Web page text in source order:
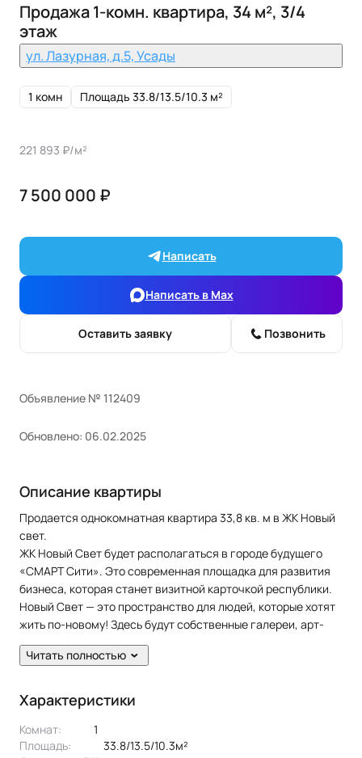
Продажа 1-комн. квартира, 34 м², 3/4
этаж
ул. Лазурная, д.5, Усады
1 комн Площадь 33.8/13.5/10.3 м²
221 893 ₽/м²
7 500 000 ₽
Написать
Написать в Max
Оставить заявку Позвонить
Объявление № 112409
Обновлено: 06.02.2025
Описание квартиры
Продается однокомнатная квартира 33,8 кв. м в ЖК Новый
свет.
ЖК Новый Свет будет располагаться в городе будущего
«СМАРТ Сити». Это современная площадка для развития
бизнеса, которая станет визитной карточкой республики.
Новый Свет — это пространство для людей, которые хотят
жить по-новому! Здесь будут собственные галереи, арт-
объекты, большой бульвар, парк и кофейни.
Проект воплощает синергию лучших практик, форм,
Изюминкой проекта станут районы, каждый из которых
олицетворяет отдельную страну и подчёркивает её
аутентичную архитектуру и настроение.
Читать полностью
Характеристики
Комнат:
1
Площадь:
33.8/13.5/10.3м²